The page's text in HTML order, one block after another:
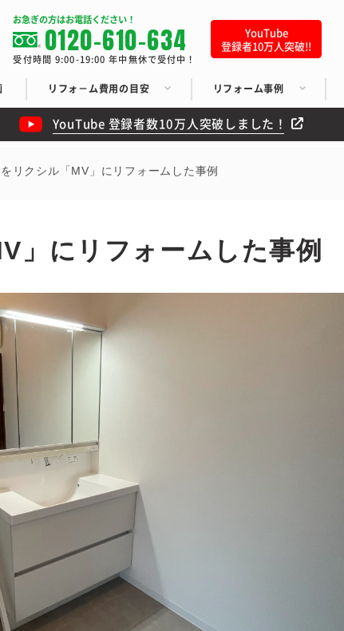
お急ぎの方はお電話ください！
0120-610-634
受付時間 9:00-19:00 年中無休で受付中！
YouTube
登録者10万人突破!!
リフォ－ム費用の目安 リフォーム事例
YouTube 登録者数10万人突破しました！
リクシル「MV」にリフォームした事例
」にリフォームした事例